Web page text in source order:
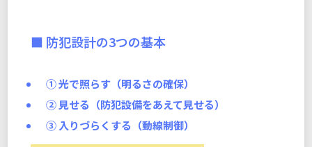
■ 防犯設計の3つの基本
① 光で照らす（明るさの確保）
② 見せる（防犯設備をあえて見せる）
③ 入りづらくする（動線制御）